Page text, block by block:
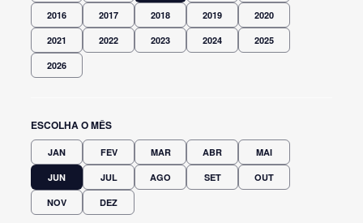
2016 2017 2018 2019 2020
2021 2022 2023 2024 2025
2026
ESCOLHA O MÊS
JAN FEV MAR ABR MAI
JUN JUL AGO SET OUT
NOV DEZ